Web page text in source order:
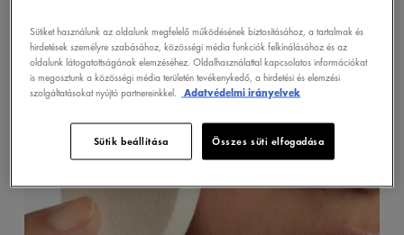
Sütiket használunk az oldalunk megfelelő működésének biztosításához, a tartalmak és
hirdetések személyre szabásához, közösségi média funkciók felkínálásához és az
oldalunk látogatottságának elemzéséhez. Oldalhasználattal kapcsolatos információkat
is megosztunk a közösségi média területén tevékenykedő, a hirdetési és elemzési
szolgáltatásokat nyújtó partnereinkkel.
Adatvédelmi irányelvek
Sütik beállítása Összes süti elfogadása